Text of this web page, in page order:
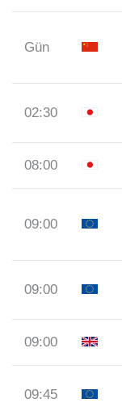
Gün
02:30
08:00
09:00
09:00
09:00
09:45